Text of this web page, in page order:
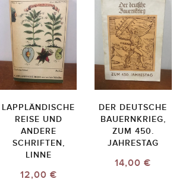
LAPPLÄNDISCHE
REISE UND
ANDERE
SCHRIFTEN,
LINNE
12,00 €
DER DEUTSCHE
BAUERNKRIEG,
ZUM 450.
JAHRESTAG
14,00 €